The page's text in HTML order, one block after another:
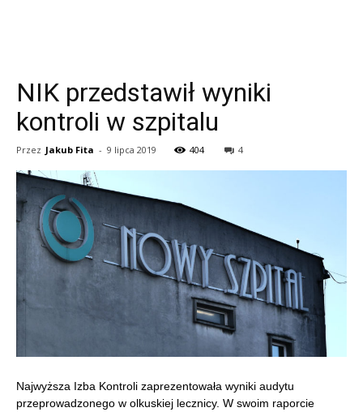
NIK przedstawił wyniki
kontroli w szpitalu
Przez Jakub Fita - 9 lipca 2019 404 4
Najwyższa Izba Kontroli zaprezentowała wyniki audytu
przeprowadzonego w olkuskiej lecznicy. W swoim raporcie